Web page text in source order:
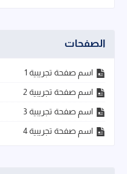
الصفحات
اسم صفحة تجريبية 1
اسم صفحة تجريبية 2
اسم صفحة تجريبية 3
اسم صفحة تجريبية 4